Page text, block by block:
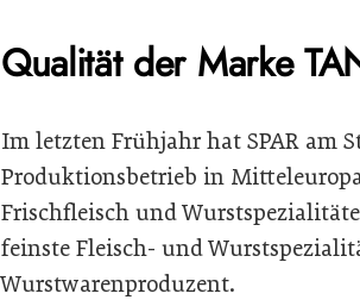
Qualität der Marke
Im letzten Frühjahr hat SPAR am
Produktionsbetrieb in
Frischfleisch und
feinste Fleisch- und
Wurstwarenproduzent.